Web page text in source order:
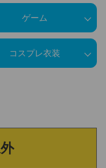
ゲーム
コスプレ衣装